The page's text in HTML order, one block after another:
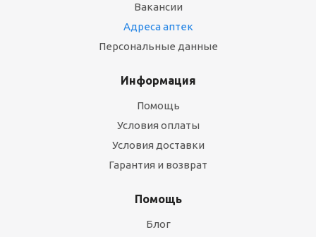
Вакансии
Адреса аптек
Персональные данные
Информация
Помощь
Условия оплаты
Условия доставки
Гарантия и возврат
Помощь
Блог